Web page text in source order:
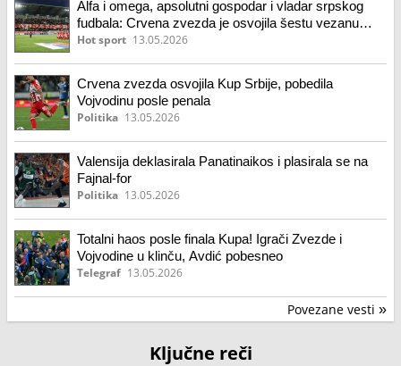
Alfa i omega, apsolutni gospodar i vladar srpskog
fudbala: Crvena zvezda je osvojila šestu vezanu
duplu krunu!
Hot sport 13.05.2026
Crvena zvezda osvojila Kup Srbije, pobedila
Vojvodinu posle penala
Politika 13.05.2026
Valensija deklasirala Panatinaikos i plasirala se na
Fajnal-for
Politika 13.05.2026
Totalni haos posle finala Kupa! Igrači Zvezde i
Vojvodine u klinču, Avdić pobesneo
Telegraf 13.05.2026
Povezane vesti »
Ključne reči